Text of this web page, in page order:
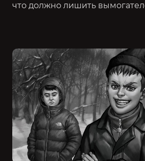
что должно лишить